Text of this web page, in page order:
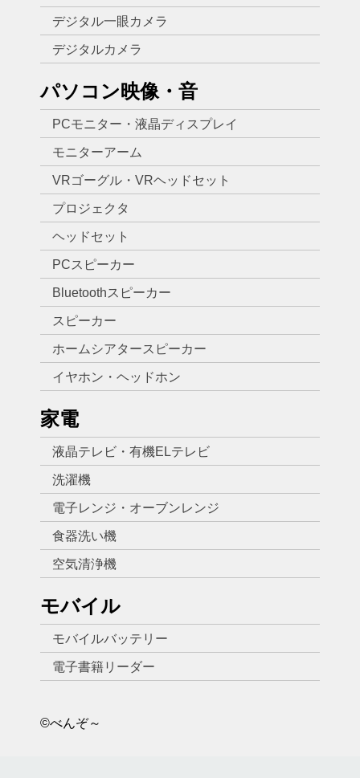
デジタル一眼カメラ
デジタルカメラ
パソコン映像・音
PCモニター・液晶ディスプレイ
モニターアーム
VRゴーグル・VRヘッドセット
プロジェクタ
ヘッドセット
PCスピーカー
Bluetoothスピーカー
スピーカー
ホームシアタースピーカー
イヤホン・ヘッドホン
家電
液晶テレビ・有機ELテレビ
洗濯機
電子レンジ・オーブンレンジ
食器洗い機
空気清浄機
モバイル
モバイルバッテリー
電子書籍リーダー
©べんぞ～